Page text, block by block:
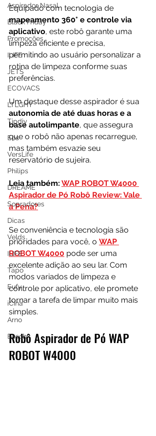
Aspirador Nasal
Black Friday
Promoções
ILIFE
JETS
ECOVACS
LTLGHY
Tipdiy
Eos
VersLife
Philips
DREAME
Sopradores
Dicas
Velds
ILIFE
Tapo
Eufy
iCina
Arno
Bosch
Equipado com tecnologia de
mapeamento 360° e controle via
aplicativo, este robô garante uma
limpeza eficiente e precisa,
permitindo ao usuário personalizar a
rotina de limpeza conforme suas
preferências.
Um destaque desse aspirador é sua
autonomia de até duas horas e a
base autolimpante, que assegura
que o robô não apenas recarregue,
mas também esvazie seu
reservatório de sujeira.
Leia também: WAP ROBOT W4000
Aspirador de Pó Robô Review: Vale
a Pena?
Se conveniência e tecnologia são
prioridades para você, o WAP
ROBOT W4000 pode ser uma
excelente adição ao seu lar. Com
modos variados de limpeza e
controle por aplicativo, ele promete
tornar a tarefa de limpar muito mais
simples.
Robô Aspirador de Pó WAP
ROBOT W4000